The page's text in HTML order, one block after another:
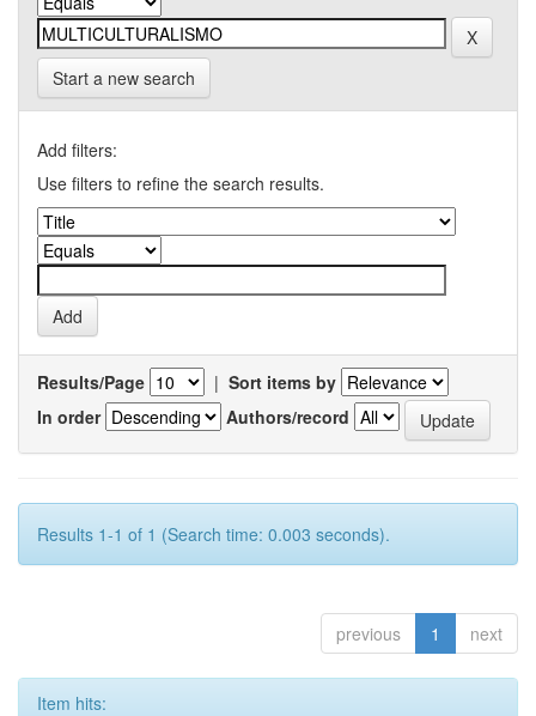
Start a new search
Add filters:
Use filters to refine the search results.
Results/Page | Sort items by
In order
Authors/record
Results 1-1 of 1 (Search time: 0.003 seconds).
previous 1 next
Item hits: